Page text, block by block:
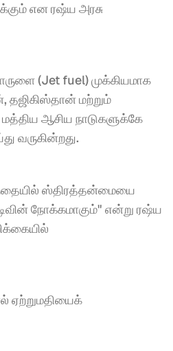
என ரஷ்ய அரசு
(Jet fuel) முக்கியமாக
தஜிகிஸ்தான் மற்றும்
ஆசிய நாடுகளுக்கே
வருகின்றது.
ஸ்திரத்தன்மையை
நோக்கமாகும்" என்று ரஷ்ய
ஏற்றுமதியைக்